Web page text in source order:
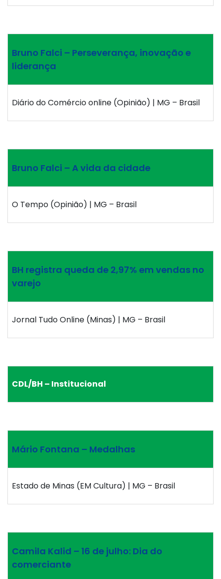
Bruno Falci – Perseverança, inovação e
liderança
Diário do Comércio online (Opinião) | MG – Brasil
Bruno Falci – A vida da cidade
O Tempo (Opinião) | MG – Brasil
BH registra queda de 2,97% em vendas no
varejo
Jornal Tudo Online (Minas) | MG – Brasil
CDL/BH – Institucional
Mário Fontana – Medalhas
Estado de Minas (EM Cultura) | MG – Brasil
Camila Kalid – 16 de julho: Dia do
comerciante